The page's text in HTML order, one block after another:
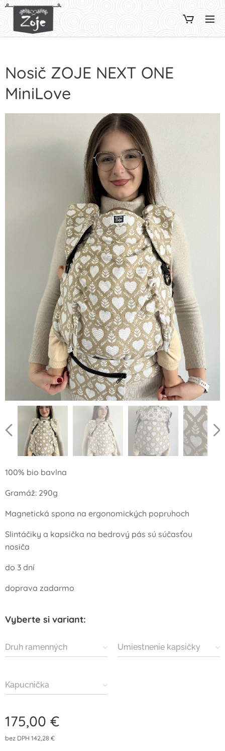
Nosič ZOJE NEXT ONE
MiniLove
100% bio bavlna
Gramáž: 290g
Magnetická spona na ergonomických popruhoch
Slintáčiky a kapsička na bedrový pás sú súčasťou
nosiča
do 3 dní
doprava zadarmo
Vyberte si variant:
Druh ramenných
Umiestnenie kapsičky
Kapucnička
175,00 €
bez DPH 142,28 €